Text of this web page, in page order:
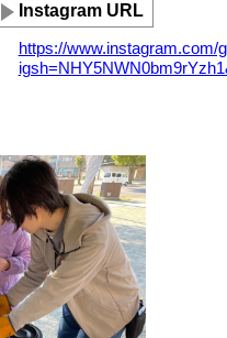
Instagram URL
https://www.instagram.com/